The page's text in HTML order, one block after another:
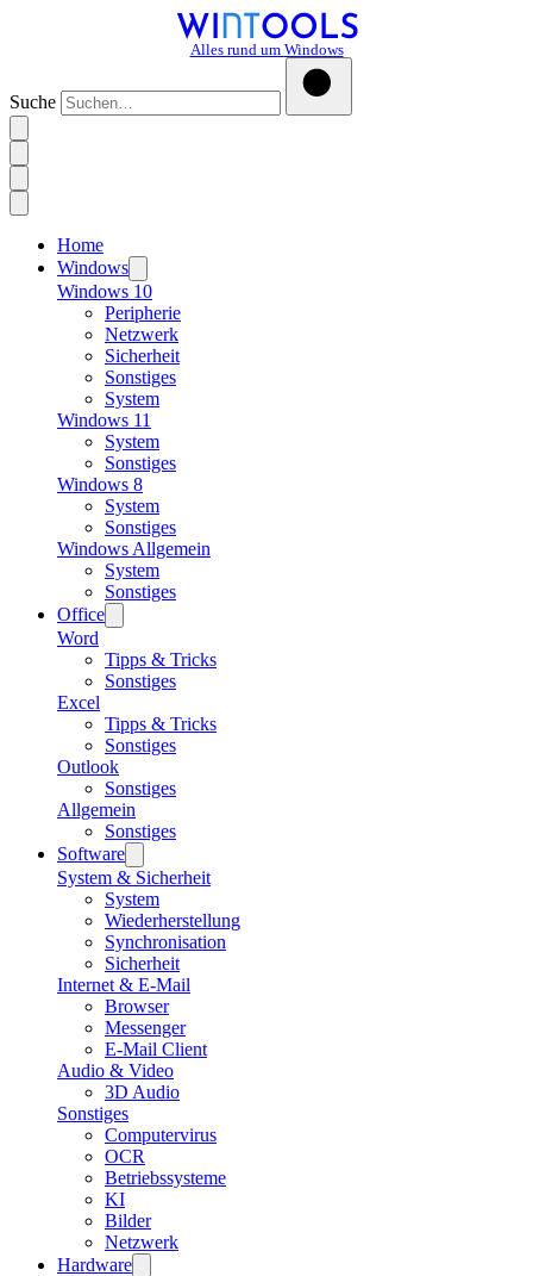
Alles rund um Windows
Suche
Home
Windows
Windows 10
Peripherie
Netzwerk
Sicherheit
Sonstiges
System
Windows 11
System
Sonstiges
Windows 8
System
Sonstiges
Windows Allgemein
System
Sonstiges
Office
Word
Tipps & Tricks
Sonstiges
Excel
Tipps & Tricks
Sonstiges
Outlook
Sonstiges
Allgemein
Sonstiges
Software
System & Sicherheit
System
Wiederherstellung
Synchronisation
Sicherheit
Internet & E-Mail
Browser
Messenger
E-Mail Client
Audio & Video
3D Audio
Sonstiges
Computervirus
OCR
Betriebssysteme
KI
Bilder
Netzwerk
Hardware